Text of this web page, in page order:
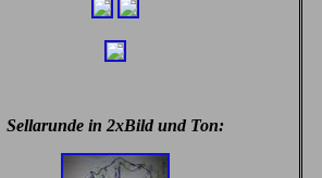
Sellarunde in 2xBild und Ton: